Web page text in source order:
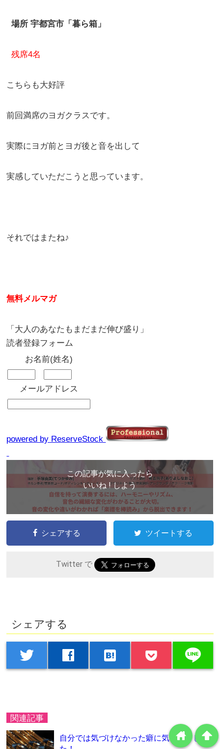
場所 宇都宮市「暮ら箱」
残席4名
こちらも大好評
前回満席のヨガクラスです。
実際にヨガ前とヨガ後と音を出して
実感していただこうと思っています。
それではまたね♪
無料メルマガ
「大人のあなたもまだまだ伸び盛り」
読者登録フォーム
お名前(姓名)
メールアドレス
powered by ReserveStock
この記事が気に入ったら
いいね ! しよう
シェアする ツイートする
Twitter で
シェアする
twitter facebook hatenabookmark line
関連記事
自分では気づけなかった癖に気づきまし
arrowup
home